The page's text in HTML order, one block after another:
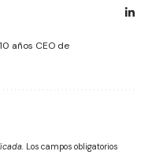
años CEO de
Los campos obligatorios